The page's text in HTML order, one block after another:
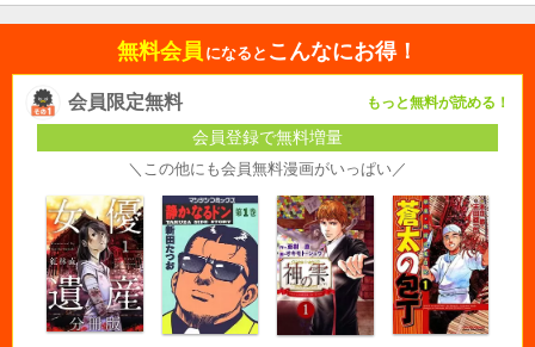
無料会員 になると こんなにお得！
会員限定無料 もっと無料が読める！
会員登録で無料増量
＼この他にも会員無料漫画がいっぱい／